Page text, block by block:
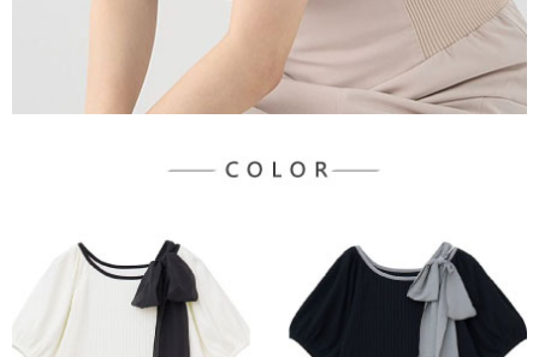
時審查核予不同之上限額度；若仍有額度不足之情形，本公司將視審查結果
請求用戶進行身份認證。
５．嚴禁一人註冊多個帳號或使用他人資訊註冊。若發現惡意使用之情形，
恩沛科技股份有限公司將有權停止該用戶之使用額度並採取法律行動。